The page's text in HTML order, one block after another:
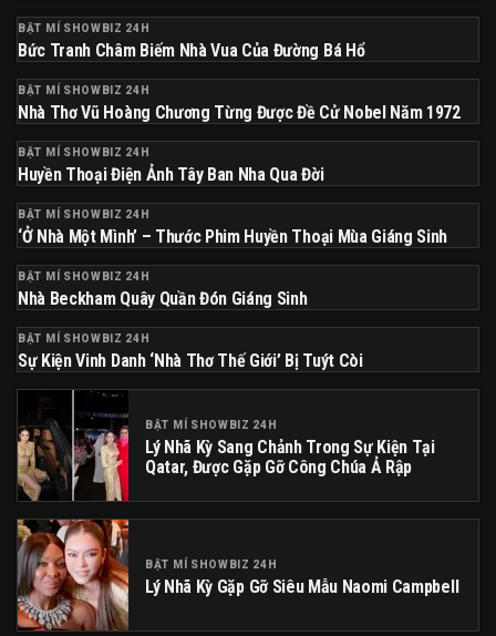
BẬT MÍ SHOWBIZ 24H
Bức Tranh Châm Biếm Nhà Vua Của Đường Bá Hổ
BẬT MÍ SHOWBIZ 24H
Nhà Thơ Vũ Hoàng Chương Từng Được Đề Cử Nobel Năm 1972
BẬT MÍ SHOWBIZ 24H
Huyền Thoại Điện Ảnh Tây Ban Nha Qua Đời
BẬT MÍ SHOWBIZ 24H
‘Ở Nhà Một Mình’ – Thước Phim Huyền Thoại Mùa Giáng Sinh
BẬT MÍ SHOWBIZ 24H
Nhà Beckham Quây Quần Đón Giáng Sinh
BẬT MÍ SHOWBIZ 24H
Sự Kiện Vinh Danh ‘nhà Thơ Thế Giới’ Bị Tuýt Còi
BẬT MÍ SHOWBIZ 24H
Lý Nhã Kỳ Sang Chảnh Trong Sự Kiện Tại
Qatar, Được Gặp Gỡ Công Chúa Ả Rập
BẬT MÍ SHOWBIZ 24H
Lý Nhã Kỳ Gặp Gỡ Siêu Mẫu Naomi Campbell